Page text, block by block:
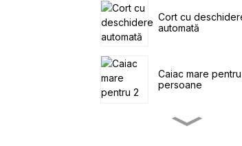
Cort cu
automată
Caiac mare
persoane